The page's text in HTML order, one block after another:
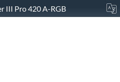
III Pro 420 A-RGB